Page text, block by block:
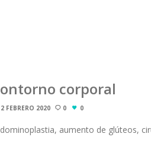
corporal
FEBRERO 2020 0 0
aumento de glúteos,